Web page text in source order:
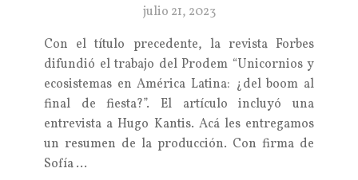
julio 21, 2023
Con el título precedente, la revista Forbes
difundió el trabajo del Prodem “Unicornios y
ecosistemas en América Latina: ¿del boom al
final de fiesta?”. El artículo incluyó una
entrevista a Hugo Kantis. Acá les entregamos
un resumen de la producción. Con firma de
Sofía …